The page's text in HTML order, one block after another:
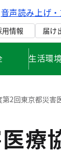
音声読み上げ
用情報 届け
生活環
第2回東京都災害
療